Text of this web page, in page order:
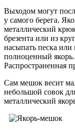
Выходом могут
у самого берега.
металлический
брезента или из
насыпать песка или
полноценный
Распространенная
Сам мешок весит
небольшой совок
металлический